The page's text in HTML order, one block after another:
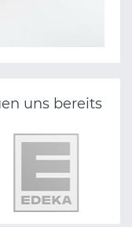
uns bereits